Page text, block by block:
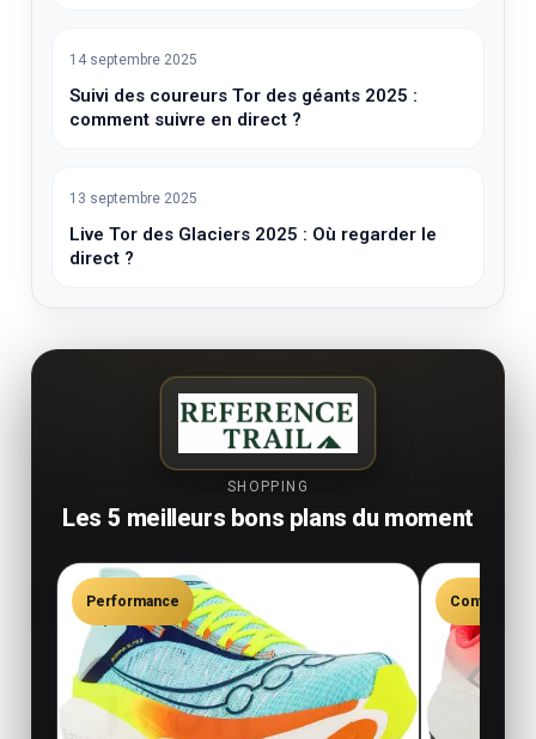
14 septembre 2025
Suivi des coureurs Tor des géants 2025 :
comment suivre en direct ?
13 septembre 2025
Live Tor des Glaciers 2025 : Où regarder le
direct ?
SHOPPING
Les 5 meilleurs bons plans du moment
Performance Confort